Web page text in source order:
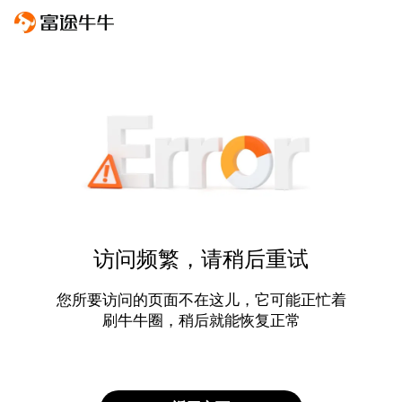
访问频繁，请稍后重试
您所要访问的页面不在这儿，它可能正忙着
刷牛牛圈，稍后就能恢复正常